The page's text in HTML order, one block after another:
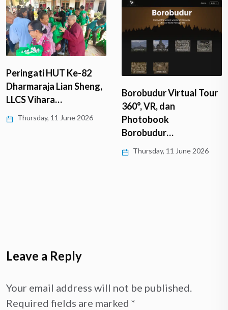
Peringati HUT Ke-82
Dharmaraja Lian Sheng,
LLCS Vihara…
Thursday, 11 June 2026
Borobudur Virtual Tour
360°, VR, dan
Photobook
Borobudur…
Thursday, 11 June 2026
Leave a Reply
Your email address will not be published.
Required fields are marked *